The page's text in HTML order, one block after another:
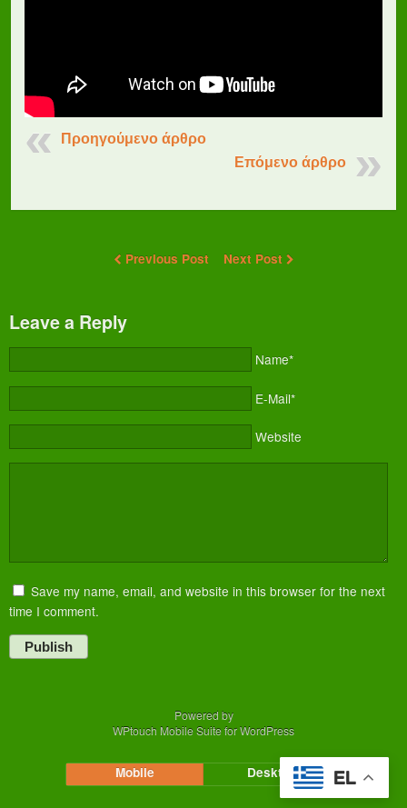
Προηγούμενο άρθρο
Επόμενο άρθρο
Previous Post Next Post
Leave a Reply
Name*
E-Mail*
Website
Save my name, email, and website in this browser for the next
time I comment.
Publish
EL
Powered by
WPtouch Mobile Suite for WordPress
Mobile Desktop